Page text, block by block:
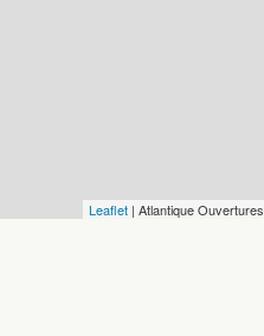
Leaflet | Atlantique Ouvertures